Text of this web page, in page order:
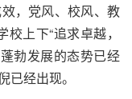
，党风、校风、教
上下“追求卓越，
勃发展的态势已经
已经出现。